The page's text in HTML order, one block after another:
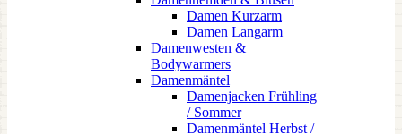
Damen Kurzarm
Damen Langarm
Damenwesten &
Bodywarmers
Damenmäntel
Damenjacken Frühling
/ Sommer
Damenmäntel Herbst /